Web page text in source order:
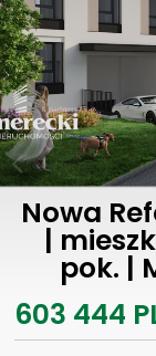
Nowa
|
pok. |
603 444